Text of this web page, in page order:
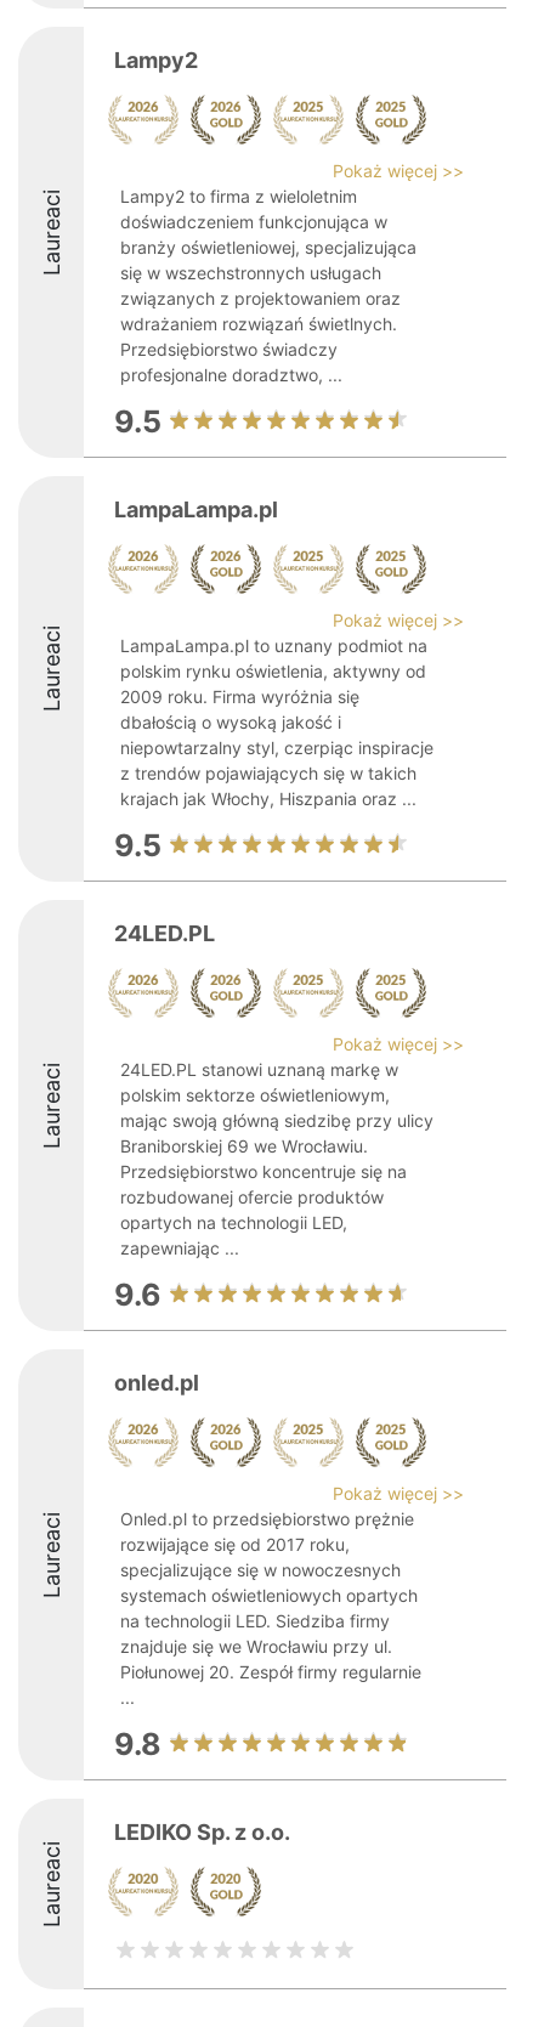
Laureaci
Lampy2
Pokaż więcej >>
Lampy2 to firma z wieloletnim
doświadczeniem funkcjonująca w
branży oświetleniowej, specjalizująca
się w wszechstronnych usługach
związanych z projektowaniem oraz
wdrażaniem rozwiązań świetlnych.
Przedsiębiorstwo świadczy
profesjonalne doradztwo, ...
9.5
Laureaci
LampaLampa.pl
Pokaż więcej >>
LampaLampa.pl to uznany podmiot na
polskim rynku oświetlenia, aktywny od
2009 roku. Firma wyróżnia się
dbałością o wysoką jakość i
niepowtarzalny styl, czerpiąc inspiracje
z trendów pojawiających się w takich
krajach jak Włochy, Hiszpania oraz ...
9.5
Laureaci
24LED.PL
Pokaż więcej >>
24LED.PL stanowi uznaną markę w
polskim sektorze oświetleniowym,
mając swoją główną siedzibę przy ulicy
Braniborskiej 69 we Wrocławiu.
Przedsiębiorstwo koncentruje się na
rozbudowanej ofercie produktów
opartych na technologii LED,
zapewniając ...
9.6
Laureaci
onled.pl
Pokaż więcej >>
Onled.pl to przedsiębiorstwo prężnie
rozwijające się od 2017 roku,
specjalizujące się w nowoczesnych
systemach oświetleniowych opartych
na technologii LED. Siedziba firmy
znajduje się we Wrocławiu przy ul.
Piołunowej 20. Zespół firmy regularnie
...
9.8
Laureaci
LEDIKO Sp. z o.o.